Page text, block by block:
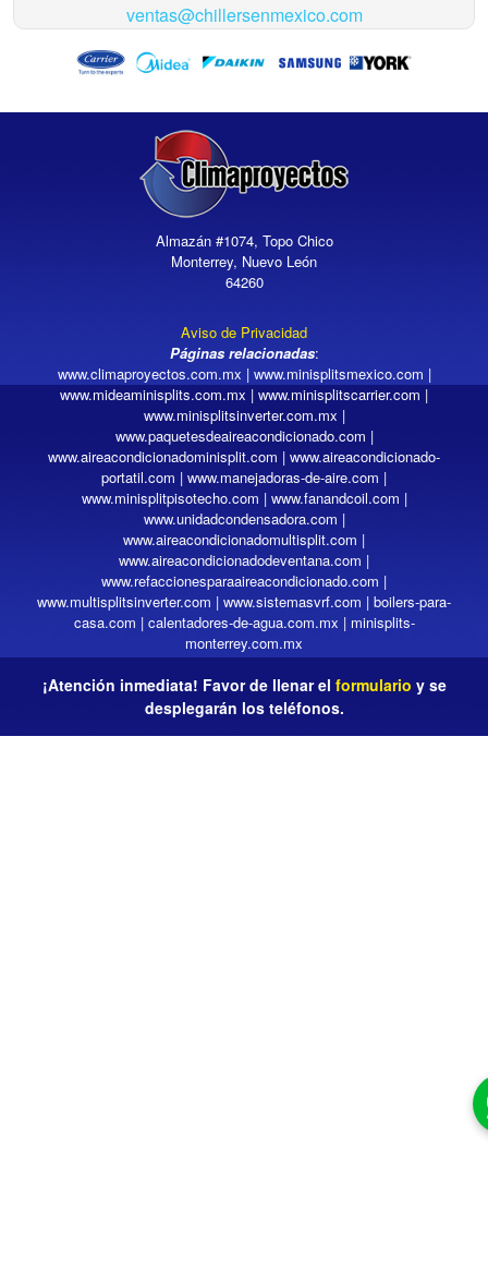
ventas@chillersenmexico.com
Almazán #1074, Topo Chico
Monterrey, Nuevo León
64260
Aviso de Privacidad
Páginas relacionadas:
www.climaproyectos.com.mx | www.minisplitsmexico.com |
www.mideaminisplits.com.mx | www.minisplitscarrier.com |
www.minisplitsinverter.com.mx |
www.paquetesdeaireacondicionado.com |
www.aireacondicionadominisplit.com | www.aireacondicionado-
portatil.com | www.manejadoras-de-aire.com |
www.minisplitpisotecho.com | www.fanandcoil.com |
www.unidadcondensadora.com |
www.aireacondicionadomultisplit.com |
www.aireacondicionadodeventana.com |
www.refaccionesparaaireacondicionado.com |
www.multisplitsinverter.com | www.sistemasvrf.com | boilers-para-
casa.com | calentadores-de-agua.com.mx | minisplits-
monterrey.com.mx
¡Atención inmediata! Favor de llenar el formulario y se
desplegarán los teléfonos.